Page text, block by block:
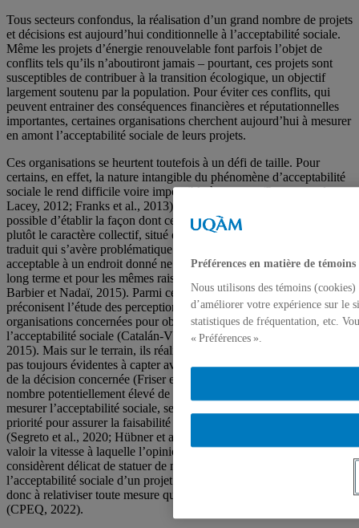
Tous secteurs confondus, la réalisation d’un grand nombre de projets
et décisions est aujourd’hui conditionnelle à l’acceptabilité sociale.
Même les projets d’énergie renouvelable font parfois l’objet de
conflits tels qu’ils n’aboutiront jamais – pourtant, ces projets sont
susceptibles de contribuer à la transition écologique, un objectif
largement soutenu par la population. Pour éviter ces conflits, qui
peuvent entrainer des conséquences financières et réputationnelles
importantes, certaines organisations cherchent aujourd’hui à mesurer
en amont l’acceptabilité sociale de leurs projets.
Ces organisations se heurtent toutefois à un défi de taille. Pour
certains, en effet, la nature intangible du phénomène d’acceptabilité
sociale le rend difficile voire impossible à mesurer (Parsons and
Lacey, 2012; Franks et al., 2013). Pour d’autres, qui estiment
possible d’établir la façon dont ce phénomène se matérialise, c’est
plutôt le caractère collectif, situé et dynamique du jugement qu’il
traduit qui s’avère problématique à mesurer : un projet jugé
acceptable à un endroit donné ne le sera pas forcément ailleurs, à
long terme et pour les mêmes raisons (Prno et Slocombe, 2014;
Barbier et Nadaï, 2015). Parmi ces observateurs, plusieurs
préconisent l’étude des perceptions des acteurs, individus et
organisations concernées pour obtenir une mesure valide de
l’acceptabilité sociale (Catalán-Vázquez et al., 2014; Bergeron et al.,
2015). Mais sur le terrain, ils réalisent que ces perceptions ne sont
pas toujours évidentes à capter avant la concrétisation du projet ou
de la décision concernée (Friser et al. 2024). D’autres, face au
nombre potentiellement élevé de facteurs à considérer pour bien
mesurer l’acceptabilité sociale, se demandent lesquels retenir en
priorité pour assurer la faisabilité de leur étude d’acceptabilité sociale
(Segreto et al., 2020; Hübner et al. 2023). D’autres encore, faisant
valoir la vitesse à laquelle l’opinion publique peut évoluer,
considèrent délicat de statuer de manière concluante sur
l’acceptabilité sociale d’un projet ou d’une décision. Ils en appellent
donc à relativiser toute mesure qui prétendrait aller en ce sens
(CPEQ, 2022).
Préférences en matière de témoins
Nous utilisons des témoins
d’améliorer votre expérience sur le
statistiques de fréquentation, etc.
« Préférences ».